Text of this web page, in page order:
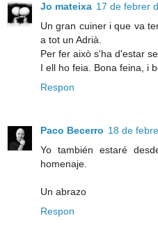
Jo mateixa 17 de febrer
Un gran cuiner i que va
a tot un Adrià.
Per fer això s'ha d'estar
I ell ho feia. Bona feina, i
Respon
Paco Becerro 18 de
Yo también estaré
homenaje.
Un abrazo
Respon